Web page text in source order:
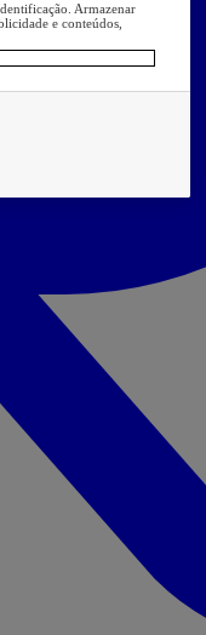
Armazenar
e conteúdos,